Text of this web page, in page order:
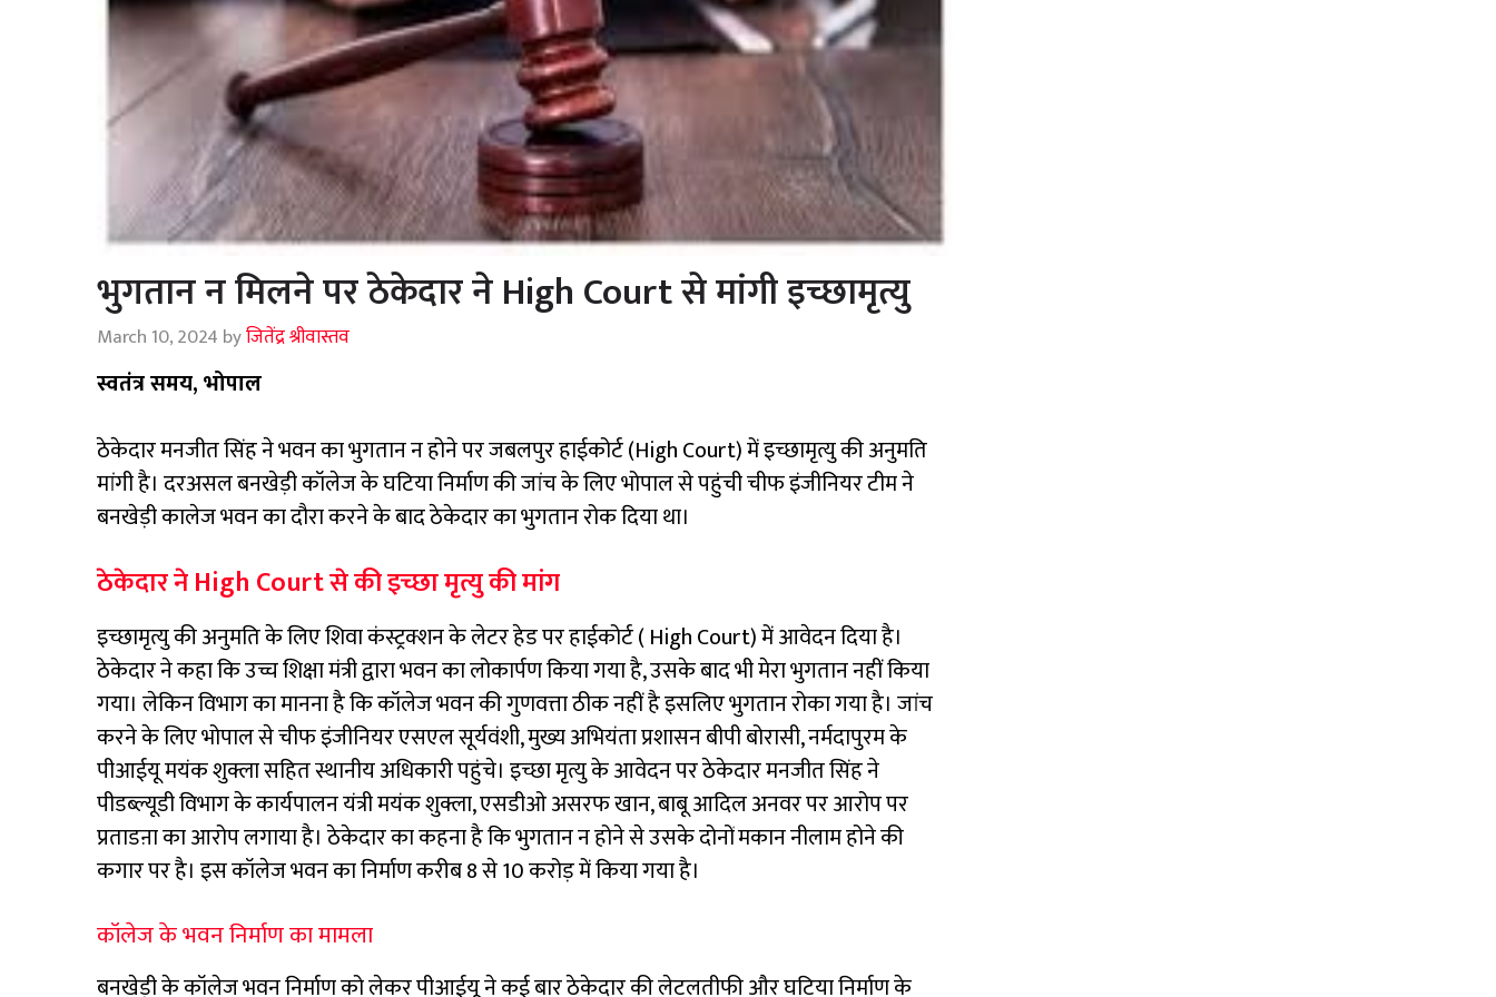
भुगतान न मिलने पर ठेकेदार ने High Court से मांगी इच्छामृत्यु
March 10, 2024 byजितेंद्र श्रीवास्तव
स्वतंत्र समय, भोपाल
ठेकेदार मनजीत सिंह ने भवन का भुगतान न होने पर जबलपुर हाईकोर्ट (High Court) में इच्छामृत्यु की अनुमति
मांगी है। दरअसल बनखेड़ी कॉलेज के घटिया निर्माण की जांच के लिए भोपाल से पहुंची चीफ इंजीनियर टीम ने
बनखेड़ी कालेज भवन का दौरा करने के बाद ठेकेदार का भुगतान रोक दिया था।
ठेकेदार ने High Court से की इच्छा मृत्यु की मांग
इच्छामृत्यु की अनुमति के लिए शिवा कंस्ट्रक्शन के लेटर हेड पर हाईकोर्ट ( High Court) में आवेदन दिया है।
ठेकेदार ने कहा कि उच्च शिक्षा मंत्री द्वारा भवन का लोकार्पण किया गया है, उसके बाद भी मेरा भुगतान नहीं किया
गया। लेकिन विभाग का मानना है कि कॉलेज भवन की गुणवत्ता ठीक नहीं है इसलिए भुगतान रोका गया है। जांच
करने के लिए भोपाल से चीफ इंजीनियर एसएल सूर्यवंशी, मुख्य अभियंता प्रशासन बीपी बोरासी, नर्मदापुरम के
पीआईयू मयंक शुक्ला सहित स्थानीय अधिकारी पहुंचे। इच्छा मृत्यु के आवेदन पर ठेकेदार मनजीत सिंह ने
पीडब्ल्यूडी विभाग के कार्यपालन यंत्री मयंक शुक्ला, एसडीओ असरफ खान, बाबू आदिल अनवर पर आरोप पर
प्रताडऩा का आरोप लगाया है। ठेकेदार का कहना है कि भुगतान न होने से उसके दोनों मकान नीलाम होने की
कगार पर है। इस कॉलेज भवन का निर्माण करीब 8 से 10 करोड़ में किया गया है।
कॉलेज के भवन निर्माण का मामला
बनखेड़ी के कॉलेज भवन निर्माण को लेकर पीआईयू ने कई बार ठेकेदार की लेटलतीफी और घटिया निर्माण के